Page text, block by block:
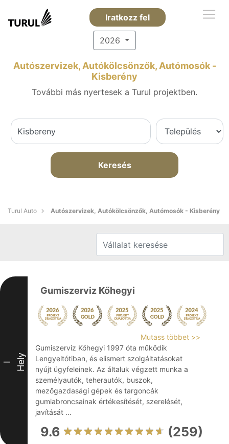
Iratkozz fel
2026
Autószervizek, Autókölcsönzők, Autómosók -
Kisberény
További más nyertesek a Turul projektben.
Keresés
Turul Auto Autószervizek, Autókölcsönzők, Autómosók - Kisberény
I Hely
Gumiszerviz Kőhegyi
Mutass többet >>
Gumiszerviz Kőhegyi 1997 óta működik
Lengyeltótiban, és elismert szolgáltatásokat
nyújt ügyfeleinek. Az általuk végzett munka a
személyautók, teherautók, buszok,
mezőgazdasági gépek és targoncák
gumiabroncsainak értékesítését, szerelését,
javítását ...
9.6 (259)